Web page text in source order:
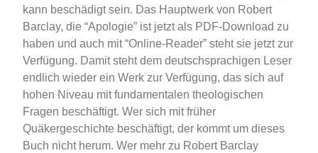
kann beschädigt sein. Das Hauptwerk von Robert
Barclay, die “Apologie” ist jetzt als PDF-Download zu
haben und auch mit “Online-Reader” steht sie jetzt zur
Verfügung. Damit steht dem deutschsprachigen Leser
endlich wieder ein Werk zur Verfügung, das sich auf
hohen Niveau mit fundamentalen theologischen
Fragen beschäftigt. Wer sich mit früher
Quäkergeschichte beschäftigt, der kommt um dieses
Buch nicht herum. Wer mehr zu Robert Barclay